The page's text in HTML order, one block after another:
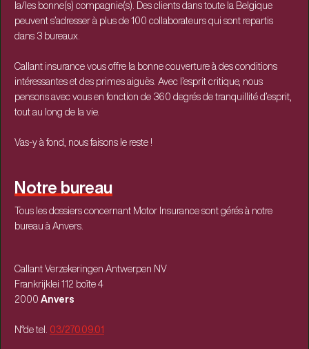
la/les bonne(s) compagnie(s). Des clients dans toute la Belgique
peuvent s’adresser à plus de 100 collaborateurs qui sont repartis
dans 3 bureaux.
Callant insurance vous offre la bonne couverture à des conditions
intéressantes et des primes aiguës. Avec l’esprit critique, nous
pensons avec vous en fonction de 360 degrés de tranquillité d’esprit,
tout au long de la vie.
Vas-y à fond, nous faisons le reste !
Notre bureau
Tous les dossiers concernant Motor Insurance sont gérés à notre
bureau à Anvers.
Callant Verzekeringen Antwerpen NV
Frankrijklei 112 boîte 4
2000 Anvers
N°de tel. 03/270.09.01